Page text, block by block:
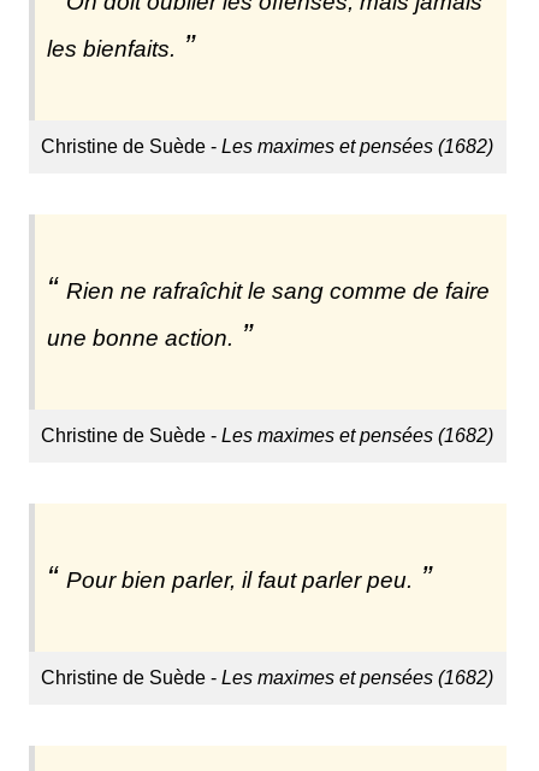
les bienfaits.
Christine de Suède -Les maximes et pensées (1682)
Rien ne rafraîchit le sang comme de faire
une bonne action.
Christine de Suède -Les maximes et pensées (1682)
Pour bien parler, il faut parler peu.
Christine de Suède -Les maximes et pensées (1682)